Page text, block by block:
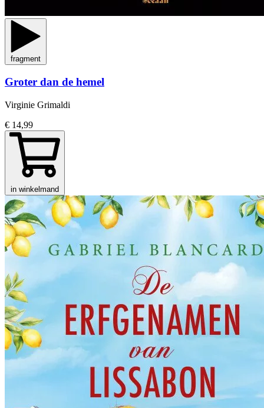
fragment
Groter dan de hemel
Virginie Grimaldi
€ 14,99
in winkelmand